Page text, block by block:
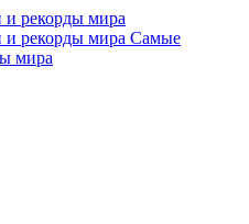
Самые
мира